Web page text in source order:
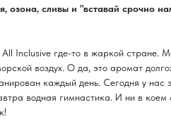
озона, сливы и "вставай срочно
All Inclusive где-то в жаркой стране.
воздух. О да, это аромат
каждый день. Сегодня у нас
водная гимнастика. И ни в коем